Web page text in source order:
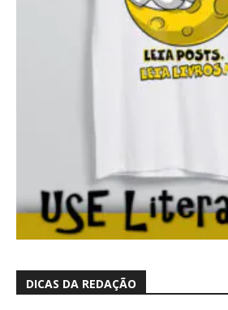
DICAS DA REDAÇÃO